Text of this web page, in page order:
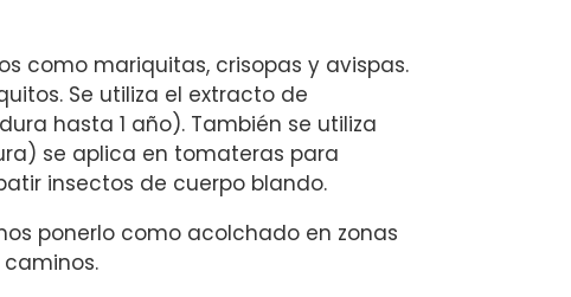
como mariquitas, crisopas y avispas.
Se utiliza el extracto de
hasta 1 año). También se utiliza
se aplica en tomateras para
insectos de cuerpo blando.
ponerlo como acolchado en zonas